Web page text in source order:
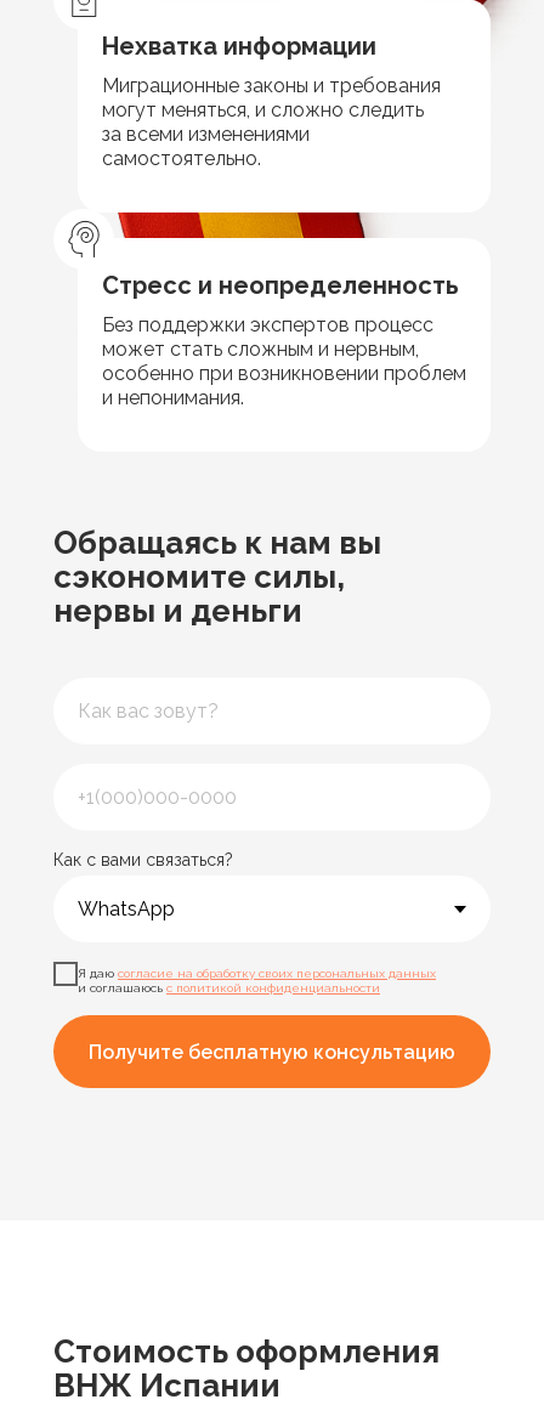
Миграционные законы и требования
могут меняться, и сложно следить
за всеми изменениями
самостоятельно.
Нехватка информации
Без поддержки экспертов процесс
может стать сложным и нервным,
особенно при возникновении проблем
и непонимания.
Стресс и неопределенность
Обращаясь к нам вы
сэкономите силы,
нервы и деньги
Как с вами связаться?
Я даю согласие на обработку своих персональных данных
и соглашаюсь с политикой конфиденциальности
Получите бесплатную консультацию
Стоимость оформления
ВНЖ Испании